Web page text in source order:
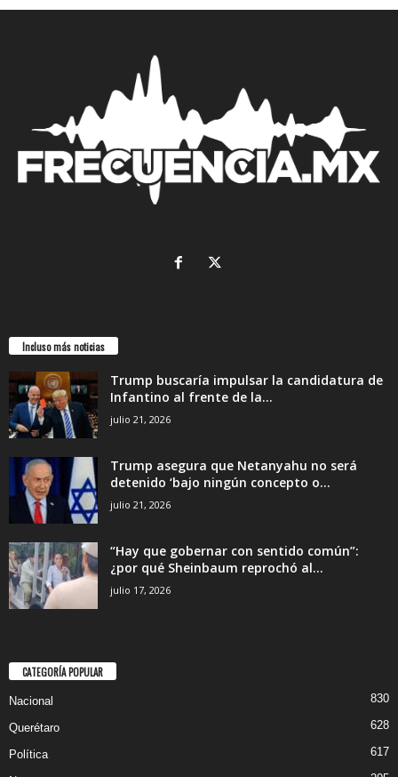
Incluso más noticias
Trump buscaría impulsar la candidatura de
Infantino al frente de la...
julio 21, 2026
Trump asegura que Netanyahu no será
detenido ‘bajo ningún concepto o...
julio 21, 2026
“Hay que gobernar con sentido común”:
¿por qué Sheinbaum reprochó al...
julio 17, 2026
CATEGORÍA POPULAR
Nacional 830
Querétaro 628
Política 617